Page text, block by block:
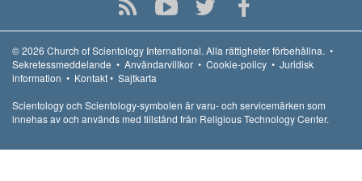
© 2026 Church of Scientology International. Alla rättigheter förbehållna. •
Sekretessmeddelande • Användarvillkor • Cookie-policy • Juridisk
information • Kontakt• Sajtkarta
Scientology och Scientology-symbolen är varu- och servicemärken som
innehas av och används med tillstånd från Religious Technology Center.